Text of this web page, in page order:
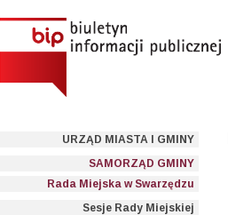
URZĄD MIASTA I GMINY
SAMORZĄD GMINY
Rada Miejska w Swarzędzu
Sesje Rady Miejskiej